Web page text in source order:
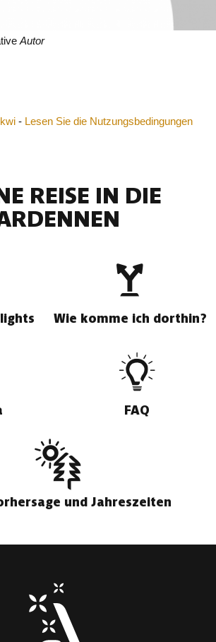
Autor
- Lesen Sie die Nutzungsbedingungen
REISE IN DIE
Wie komme ich dorthin?
FAQ
und Jahreszeiten